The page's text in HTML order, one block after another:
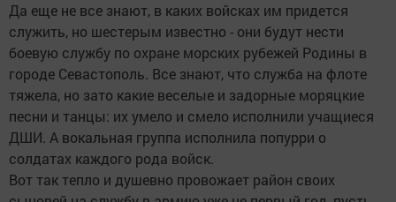
Да еще не все знают, в каких войсках им придется
служить, но шестерым известно - они будут нести
боевую службу по охране морских рубежей Родины в
городе Севастополь. Все знают, что служба на флоте
тяжела, но зато какие веселые и задорные моряцкие
песни и танцы: их умело и смело исполнили учащиеся
ДШИ. А вокальная группа исполнила попурри о
солдатах каждого рода войск.
Вот так тепло и душевно провожает район своих